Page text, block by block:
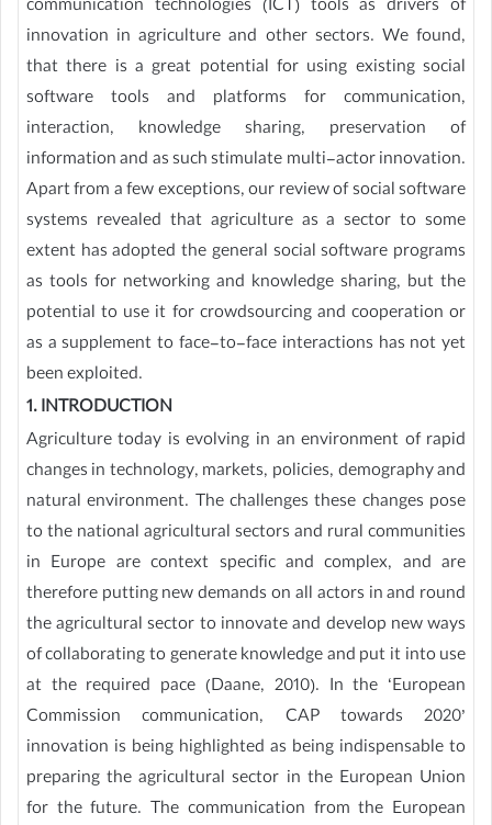
communication technologies (ICT) tools as drivers of
innovation in agriculture and other sectors. We found,
that there is a great potential for using existing social
software tools and platforms for communication,
interaction, knowledge sharing, preservation of
information and as such stimulate multi-actor innovation.
Apart from a few exceptions, our review of social software
systems revealed that agriculture as a sector to some
extent has adopted the general social software programs
as tools for networking and knowledge sharing, but the
potential to use it for crowdsourcing and cooperation or
as a supplement to face-to-face interactions has not yet
been exploited.
1. INTRODUCTION
Agriculture today is evolving in an environment of rapid
changes in technology, markets, policies, demography and
natural environment. The challenges these changes pose
to the national agricultural sectors and rural communities
in Europe are context specific and complex, and are
therefore putting new demands on all actors in and round
the agricultural sector to innovate and develop new ways
of collaborating to generate knowledge and put it into use
at the required pace (Daane, 2010). In the ‘European
Commission communication, CAP towards 2020’
innovation is being highlighted as being indispensable to
preparing the agricultural sector in the European Union
for the future. The communication from the European